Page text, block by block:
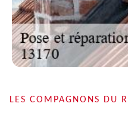
LES COMPAGNONS DU